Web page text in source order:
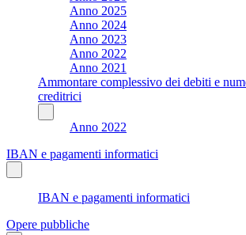
Anno 2025
Anno 2024
Anno 2023
Anno 2022
Anno 2021
Ammontare complessivo dei debiti e
creditrici
Anno 2022
IBAN e pagamenti informatici
IBAN e pagamenti informatici
Opere pubbliche